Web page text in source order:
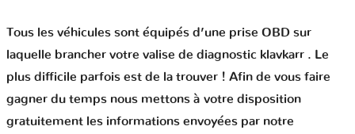
Tous les véhicules sont équipés d’une prise OBD sur
laquelle brancher votre valise de diagnostic klavkarr . Le
plus difficile parfois est de la trouver ! Afin de vous faire
gagner du temps nous mettons à votre disposition
gratuitement les informations envoyées par notre